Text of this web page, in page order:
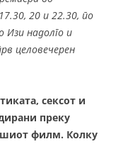
20 и 22.30, по
Изи надолго и
целовечерен
сексот и
преку
филм. Колку